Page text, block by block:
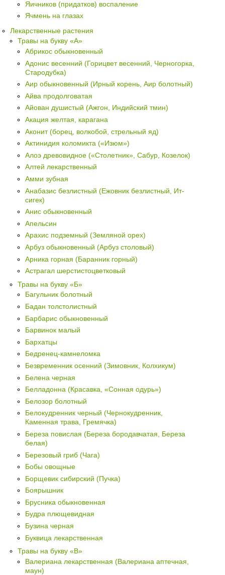
Яичников (придатков) воспаление
Ячмень на глазах
Лекарственные растения
Травы на букву «А»
Абрикос обыкновенный
Адонис весенний (Горицвет весенний, Черногорка,
Стародубка)
Аир обыкновенный (Ирный корень, Аир болотный)
Айва продолговатая
Айован душистый (Ажгон, Индийский тмин)
Акация желтая, карагана
Аконит (борец, волкобой, стрельный яд)
Актинидия коломикта («Изюм»)
Алоэ древовидное («Столетник», Сабур, Козелок)
Алтей лекарственный
Амми зубная
Анабазис безлистный (Ежовник безлистный, Ит-
сигек)
Анис обыкновенный
Апельсин
Арахис подземный (Земляной орех)
Арбуз обыкновенный (Арбуз столовый)
Арника горная (Баранник горный)
Астрагал шерстистоцветковый
Травы на букву «Б»
Багульник болотный
Бадан толстолистный
Барбарис обыкновенный
Барвинок малый
Бархатцы
Бедренец-камнеломка
Безвременник осенний (Зимовник, Колхикум)
Белена черная
Белладонна (Красавка, «Сонная одурь»)
Белозор болотный
Белокудренник черный (Чернокудренник,
Каменная трава, Гремячка)
Береза повислая (Береза бородавчатая, Береза
белая)
Березовый гриб (Чага)
Бобы овощные
Борщевик сибирский (Пучка)
Боярышник
Брусника обыкновенная
Будра плющевидная
Бузина черная
Буквица лекарственная
Травы на букву «В»
Валериана лекарственная (Валериана аптечная,
маун)